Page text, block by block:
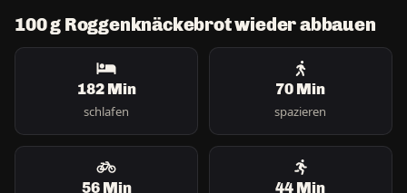
100 g Roggenknäckebrot wieder abbauen
182 Min
schlafen
70 Min
spazieren
56 Min 44 Min